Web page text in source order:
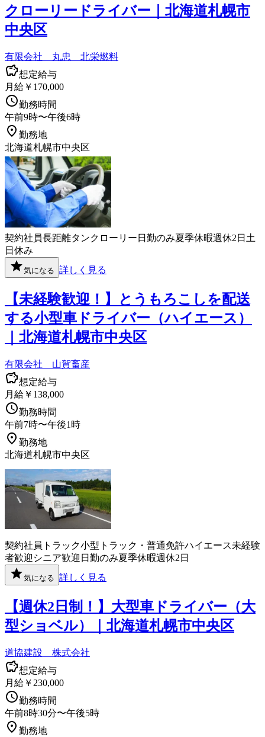
クローリードライバー｜北海道札幌市
中央区
有限会社 丸忠 北栄燃料
想定給与
月給￥170,000
勤務時間
午前9時〜午後6時
勤務地
北海道札幌市中央区
契約社員長距離タンクローリー 日勤のみ夏季休暇週休2日 土
日休み
気になる 詳しく見る
【未経験歓迎！】とうもろこしを配送
する小型車ドライバー（ハイエース）
｜北海道札幌市中央区
有限会社 山賀畜産
想定給与
月給￥138,000
勤務時間
午前7時〜午後1時
勤務地
北海道札幌市中央区
契約社員 トラック小型トラック・普通免許ハイエース未経験
者歓迎 シニア歓迎 日勤のみ夏季休暇週休2日
気になる 詳しく見る
【週休2日制！】大型車ドライバー（大
型ショベル）｜北海道札幌市中央区
道協建設 株式会社
想定給与
月給￥230,000
勤務時間
午前8時30分〜午後5時
勤務地